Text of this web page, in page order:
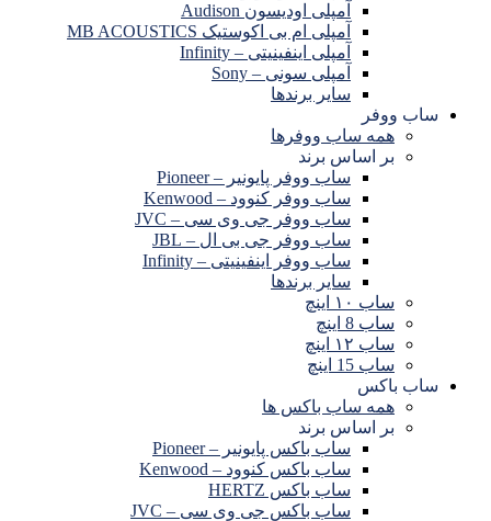
آمپلی اودیسون Audison
آمپلی ام بی اکوستیک MB ACOUSTICS
آمپلی اینفینیتی – Infinity
آمپلی سونی – Sony
سایر برندها
ساب ووفر
همه ساب ووفرها
بر اساس برند
ساب ووفر پایونیر – Pioneer
ساب ووفر کنوود – Kenwood
ساب ووفر جی وی سی – JVC
ساب ووفر جی بی ال – JBL
ساب ووفر اینفینیتی – Infinity
سایر برندها
ساب ۱۰ اینچ
ساب 8 اینچ
ساب ۱۲ اینچ
ساب 15 اینچ
ساب باکس
همه ساب باکس ها
بر اساس برند
ساب باکس پایونیر – Pioneer
ساب باکس کنوود – Kenwood
ساب باکس HERTZ
ساب باکس جی وی سی – JVC